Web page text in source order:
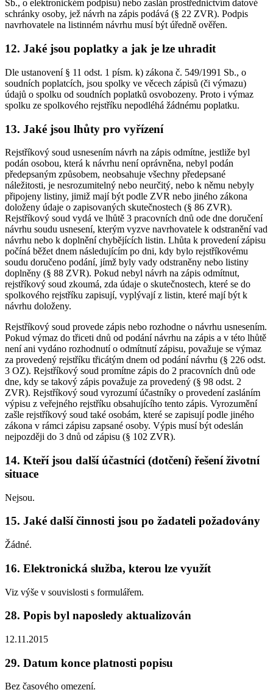
Sb., o elektronickém podpisu) nebo zaslán prostřednictvím datové
schránky osoby, jež návrh na zápis podává (§ 22 ZVR). Podpis
navrhovatele na listinném návrhu musí být úředně ověřen.
12. Jaké jsou poplatky a jak je lze uhradit
Dle ustanovení § 11 odst. 1 písm. k) zákona č. 549/1991 Sb., o
soudních poplatcích, jsou spolky ve věcech zápisů (či výmazu)
údajů o spolku od soudních poplatků osvobozeny. Proto i výmaz
spolku ze spolkového rejstříku nepodléhá žádnému poplatku.
13. Jaké jsou lhůty pro vyřízení
Rejstříkový soud usnesením návrh na zápis odmítne, jestliže byl
podán osobou, která k návrhu není oprávněna, nebyl podán
předepsaným způsobem, neobsahuje všechny předepsané
náležitosti, je nesrozumitelný nebo neurčitý, nebo k němu nebyly
připojeny listiny, jimiž mají být podle ZVR nebo jiného zákona
doloženy údaje o zapisovaných skutečnostech (§ 86 ZVR).
Rejstříkový soud vydá ve lhůtě 3 pracovních dnů ode dne doručení
návrhu soudu usnesení, kterým vyzve navrhovatele k odstranění vad
návrhu nebo k doplnění chybějících listin. Lhůta k provedení zápisu
počíná běžet dnem následujícím po dni, kdy bylo rejstříkovému
soudu doručeno podání, jímž byly vady odstraněny nebo listiny
doplněny (§ 88 ZVR). Pokud nebyl návrh na zápis odmítnut,
rejstříkový soud zkoumá, zda údaje o skutečnostech, které se do
spolkového rejstříku zapisují, vyplývají z listin, které mají být k
návrhu doloženy.
Rejstříkový soud provede zápis nebo rozhodne o návrhu usnesením.
Pokud výmaz do třiceti dnů od podání návrhu na zápis a v této lhůtě
není ani vydáno rozhodnutí o odmítnutí zápisu, považuje se výmaz
za provedený rejstříku třicátým dnem od podání návrhu (§ 226 odst.
3 OZ). Rejstříkový soud promítne zápis do 2 pracovních dnů ode
dne, kdy se takový zápis považuje za provedený (§ 98 odst. 2
ZVR). Rejstříkový soud vyrozumí účastníky o provedení zasláním
výpisu z veřejného rejstříku obsahujícího tento zápis. Vyrozumění
zašle rejstříkový soud také osobám, které se zapisují podle jiného
zákona v rámci zápisu zapsané osoby. Výpis musí být odeslán
nejpozději do 3 dnů od zápisu (§ 102 ZVR).
14. Kteří jsou další účastníci (dotčení) řešení životní
situace
Nejsou.
15. Jaké další činnosti jsou po žadateli požadovány
Žádné.
16. Elektronická služba, kterou lze využít
Viz výše v souvislosti s formulářem.
28. Popis byl naposledy aktualizován
12.11.2015
29. Datum konce platnosti popisu
Bez časového omezení.